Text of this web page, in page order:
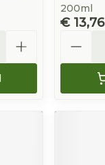
200ml
€ 13,76